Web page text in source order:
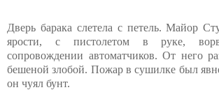
Дверь барака слетела с петель. Майор
ярости, с пистолетом в руке,
сопровождении автоматчиков. От него
бешеной злобой. Пожар в сушилке был
он чуял бунт.